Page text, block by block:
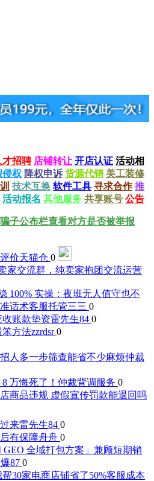
才招聘 店铺转让 开店认证 活动相
侵权 降权申诉 货源代销 美工装修
技术互换 软件工具 寻求合作 推
活动报名 其他服务 共享账号 公告
子公布栏查看对方是否被举报
价天猫仓 0
家交流群，纯卖家抱团交流运营
100% 实操：夜班无人值守也不
话术客服托管三三 0
账款垫资雷先生84 0
笨方法zzrdsr 0
人多一步筛查能省不少麻烦仲裁
万悔死了！ 仲裁背调服务 0
商品违规 虚假宣传罚款能退回吗
来雷先生84 0
有保障舟舟 0
全域打包方案」兼顾短期销
87 0
30家电商店铺省了50%客服成本